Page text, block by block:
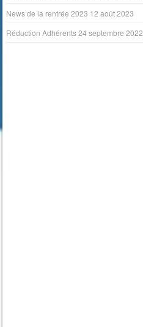
News de la rentrée 2023 12 août 2023
Réduction Adhérents 24 septembre 2022